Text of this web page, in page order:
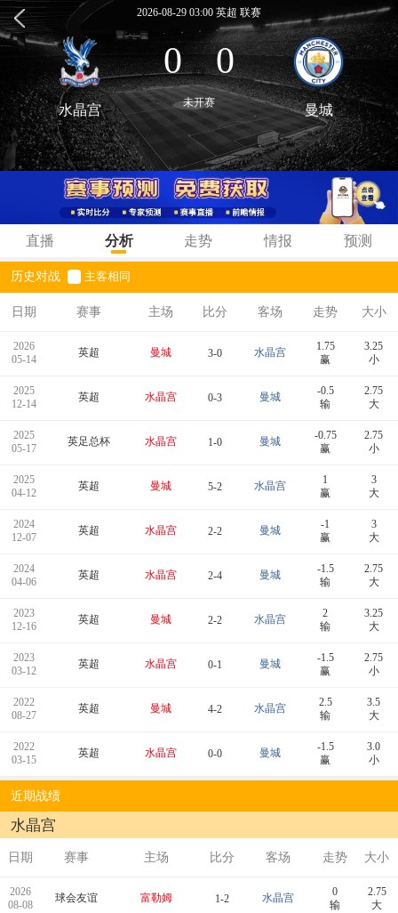
2026-08-29 03:00 英超 联赛
0 : 0
水晶宫 未开赛 曼城
直播 分析 走势 情报 预测
历史对战 主客相同
日期 赛事 主场 比分 客场 走势 大小
2026
05-14
英超 曼城 3-0 水晶宫
1.75
赢
3.25
小
2025
12-14
英超 水晶宫 0-3 曼城
-0.5
输
2.75
大
2025
05-17
英足总杯 水晶宫 1-0 曼城
-0.75
赢
2.75
小
2025
04-12
英超 曼城 5-2 水晶宫
1
赢
3
大
2024
12-07
英超 水晶宫 2-2 曼城
-1
赢
3
大
2024
04-06
英超 水晶宫 2-4 曼城
-1.5
输
2.75
大
2023
12-16
英超 曼城 2-2 水晶宫
2
输
3.25
大
2023
03-12
英超 水晶宫 0-1 曼城
-1.5
赢
2.75
小
2022
08-27
英超 曼城 4-2 水晶宫
2.5
输
3.5
大
2022
03-15
英超 水晶宫 0-0 曼城
-1.5
赢
3.0
小
近期战绩
水晶宫
日期 赛事 主场 比分 客场 走势 大小
2026
08-08
球会友谊 富勒姆 1-2 水晶宫
0
输
2.75
大